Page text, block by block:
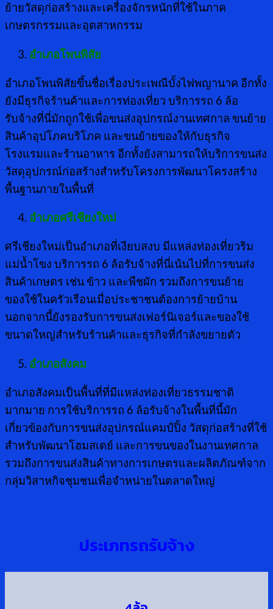
ย้ายวัสดุก่อสร้างและเครื่องจักรหนักที่ใช้ในภาค
เกษตรกรรมและอุตสาหกรรม
อำเภอโพนพิสัย
อำเภอโพนพิสัยขึ้นชื่อเรื่องประเพณีบั้งไฟพญานาค อีกทั้ง
ยังมีธุรกิจร้านค้าและการท่องเที่ยว บริการรถ 6 ล้อ
รับจ้างที่นี่มักถูกใช้เพื่อขนส่งอุปกรณ์งานเทศกาล ขนย้าย
สินค้าอุปโภคบริโภค และขนย้ายของให้กับธุรกิจ
โรงแรมและร้านอาหาร อีกทั้งยังสามารถให้บริการขนส่ง
วัสดุอุปกรณ์ก่อสร้างสำหรับโครงการพัฒนาโครงสร้าง
พื้นฐานภายในพื้นที่
อำเภอศรีเชียงใหม่
ศรีเชียงใหม่เป็นอำเภอที่เงียบสงบ มีแหล่งท่องเที่ยวริม
แม่น้ำโขง บริการรถ 6 ล้อรับจ้างที่นี่เน้นไปที่การขนส่ง
สินค้าเกษตร เช่น ข้าว และพืชผัก รวมถึงการขนย้าย
ของใช้ในครัวเรือนเมื่อประชาชนต้องการย้ายบ้าน
นอกจากนี้ยังรองรับการขนส่งเฟอร์นิเจอร์และของใช้
ขนาดใหญ่สำหรับร้านค้าและธุรกิจที่กำลังขยายตัว
อำเภอสังคม
อำเภอสังคมเป็นพื้นที่ที่มีแหล่งท่องเที่ยวธรรมชาติ
มากมาย การใช้บริการรถ 6 ล้อรับจ้างในพื้นที่นี้มัก
เกี่ยวข้องกับการขนส่งอุปกรณ์แคมป์ปิ้ง วัสดุก่อสร้างที่ใช้
สำหรับพัฒนาโฮมสเตย์ และการขนของในงานเทศกาล
รวมถึงการขนส่งสินค้าทางการเกษตรและผลิตภัณฑ์จาก
กลุ่มวิสาหกิจชุมชนเพื่อจำหน่ายในตลาดใหญ่
ประเภทรถรับจ้าง